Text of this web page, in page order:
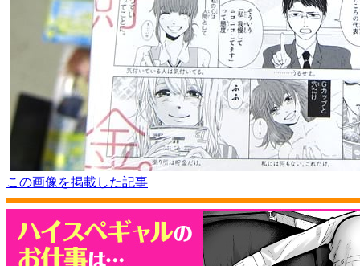
この画像を掲載した記事